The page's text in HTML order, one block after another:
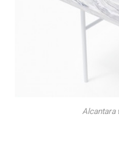
Alcantara